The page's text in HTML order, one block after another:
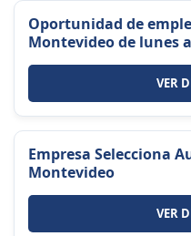
Oportunidad de
Montevideo de lunes
VER
Empresa Selecciona
Montevideo
VER